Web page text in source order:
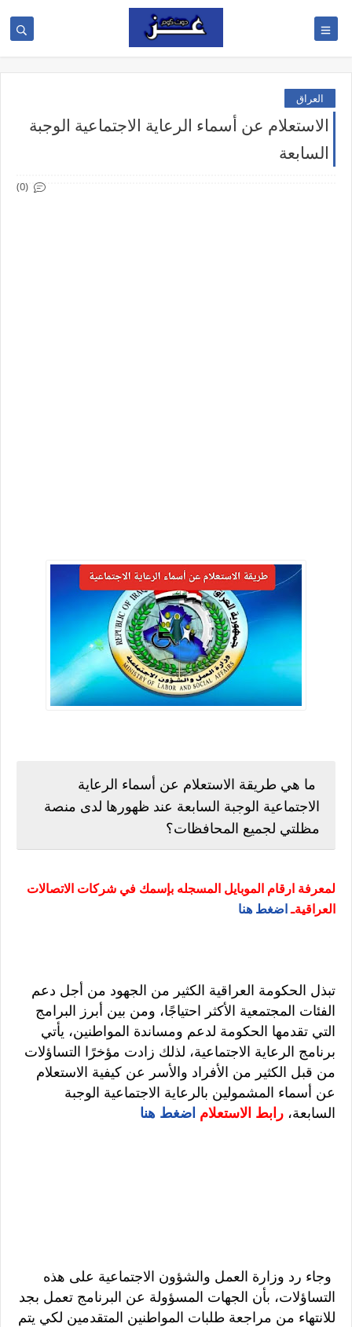
العراق
الاستعلام عن أسماء الرعاية الاجتماعية الوجبة
السابعة
(0)
ما هي طريقة الاستعلام عن أسماء الرعاية
الاجتماعية الوجبة السابعة عند ظهورها لدى منصة
مظلتي لجميع المحافظات؟
لمعرفة ارقام الموبايل المسجله بإسمك في شركات الاتصالات
العراقيةـاضغط هنا
تبذل الحكومة العراقية الكثير من الجهود من أجل دعم
الفئات المجتمعية الأكثر احتياجًا، ومن بين أبرز البرامج
التي تقدمها الحكومة لدعم ومساندة المواطنين، يأتي
برنامج الرعاية الاجتماعية، لذلك زادت مؤخرًا التساؤلات
من قبل الكثير من الأفراد والأسر عن كيفية الاستعلام
عن أسماء المشمولين بالرعاية الاجتماعية الوجبة
السابعة، رابط الاستعلام اضغط هنا
وجاء رد وزارة العمل والشؤون الاجتماعية على هذه
التساؤلات، بأن الجهات المسؤولة عن البرنامج تعمل بجد
للانتهاء من مراجعة طلبات المواطنين المتقدمين لكي يتم